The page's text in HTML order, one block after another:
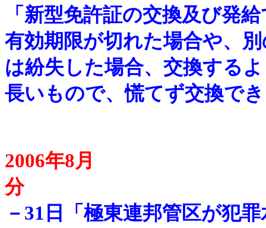
「新型免許証の交換及び発
有効期限が切れた場合や、
は紛失した場合、交換する
長いもので、慌てず交換で
2006年8月
－ 31日「極東連邦管区が犯